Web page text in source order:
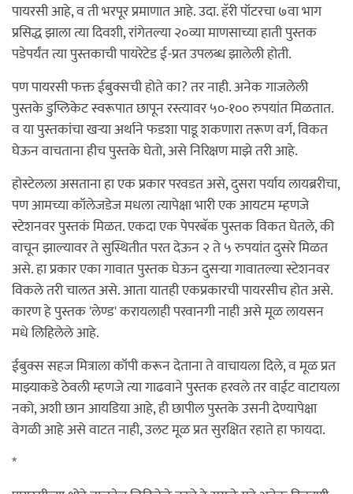
पायरसी आहे, व ती भरपूर प्रमाणात आहे. उदा. हॅरी पॉटरचा ७वा भाग
प्रसिद्ध झाला त्या दिवशी, रांगेतल्या २०व्या माणसाच्या हाती पुस्तक
पडेपर्यंत त्या पुस्तकाची पायरेटेड ई-प्रत उपलब्ध झालेली होती.
पण पायरसी फक्त ईबुक्सची होते का? तर नाही. अनेक गाजलेली
पुस्तके डुप्लिकेट स्वरूपात छापून रस्त्यावर ५०-१०० रुपयांत मिळतात.
व या पुस्तकांचा खर्‍या अर्थाने फडशा पाडू शकणारा तरूण वर्ग, विकत
घेऊन वाचताना हीच पुस्तके घेतो, असे निरिक्षण माझे तरी आहे.
होस्टेलला असताना हा एक प्रकार परवडत असे, दुसरा पर्याय लायब्ररीचा,
पण आमच्या कॉलेजडेज मधला त्यापेक्षा भारी एक आयटम म्हणजे
स्टेशनवर पुस्तकं मिळत. एकदा एक पेपरबॅक पुस्तक विकत घेतले, की
वाचून झाल्यावर ते सुस्थितीत परत देऊन २ ते ५ रुपयांत दुसरे मिळत
असे. हा प्रकार एका गावात पुस्तक घेऊन दुसर्‍या गावातल्या स्टेशनवर
विकले तरी चालत असे. आता यातही एकप्रकारची पायरसीच होत असे.
कारण हे पुस्तक 'लेण्ड' करायलाही परवानगी नाही असे मूळ लायसन
मधे लिहिलेले आहे.
ईबुक्स सहज मित्राला कॉपी करून देताना ते वाचायला दिले, व मूळ प्रत
माझ्याकडे ठेवली म्हणजे त्या गाढवाने पुस्तक हरवले तर वाईट वाटायला
नको, अशी छान आयडिया आहे, ही छापील पुस्तके उसनी देण्यापेक्षा
वेगळी आहे असे वाटत नाही, उलट मूळ प्रत सुरक्षित रहाते हा फायदा.
*